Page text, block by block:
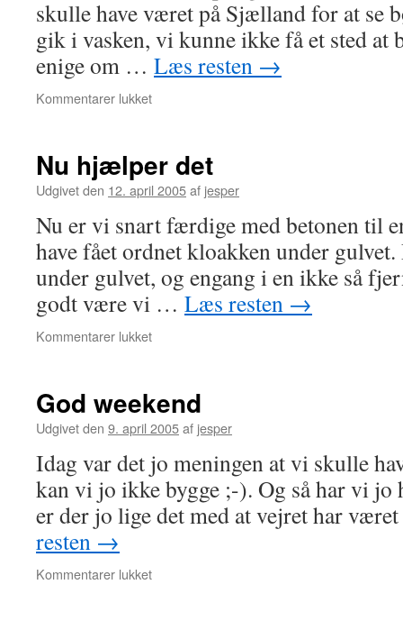
skulle have været på Sjælland for at se
gik i vasken, vi kunne ikke få et sted at
enige om … Læs resten →
Kommentarer lukkettil
Nu hjælper det
Udgivet den 12. april 2005af jesper
Nu er vi snart færdige med betonen til
have fået ordnet kloakken under
under gulvet, og engang i en ikke så
godt være vi … Læs resten →
Kommentarer lukkettil
God weekend
Udgivet den 9. april 2005af jesper
Idag var det jo meningen at vi skulle
kan vi jo ikke bygge ;-). Og så har vi jo
er der jo lige det med at vejret har
resten →
Kommentarer lukkettil